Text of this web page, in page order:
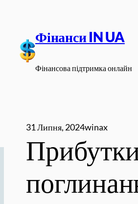
вмісту
Фінанси IN UA
Фінансова підтримка онлайн
31 Липня, 2024winax